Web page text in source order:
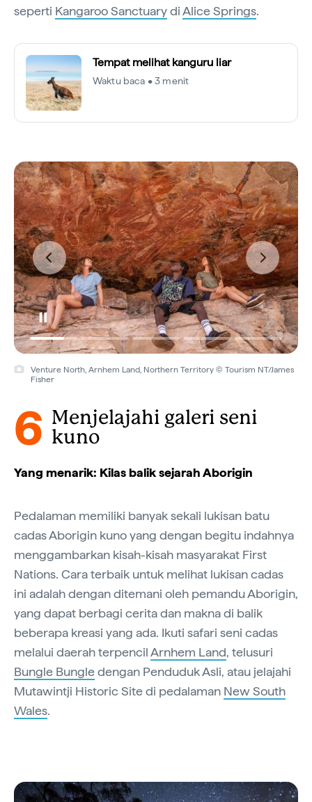
seperti Kangaroo SanctuarydiAlice Springs.
Tempat melihat kanguru liar
Waktu baca • 3 menit
Venture North, Arnhem Land, Northern Territory © Tourism NT/James
Fisher
6 Menjelajahi galeri seni
kuno
Yang menarik: Kilas balik sejarah Aborigin
Pedalaman memiliki banyak sekali lukisan batu
cadas Aborigin kuno yang dengan begitu indahnya
menggambarkan kisah-kisah masyarakat First
Nations. Cara terbaik untuk melihat lukisan cadas
ini adalah dengan ditemani oleh pemandu Aborigin,
yang dapat berbagi cerita dan makna di balik
beberapa kreasi yang ada. Ikuti safari seni cadas
melalui daerah terpencilArnhem Land, telusuri
Bungle Bungledengan Penduduk Asli, atau jelajahi
Mutawintji Historic Site di pedalaman New South
Wales.